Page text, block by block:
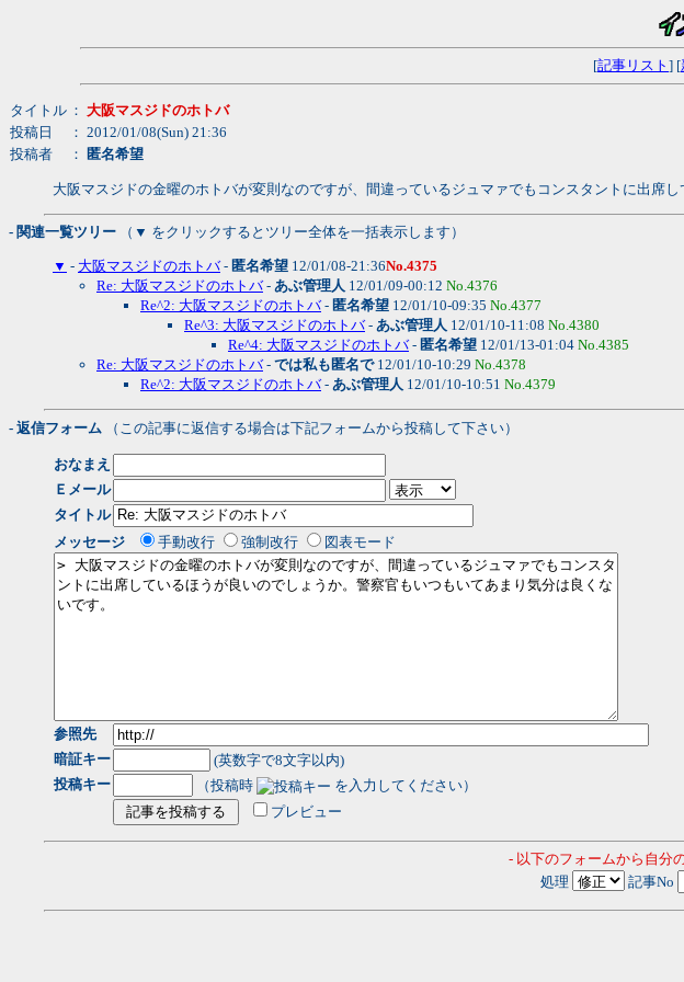
[記事リスト ] [
タイトル ： 大阪マスジドのホトバ
投稿日
： 2012/01/08(Sun) 21:36
投稿者
： 匿名希望
大阪マスジドの金曜のホトバが変則なのですが、間違っているジュマァでもコンスタントに出席
- 関連一覧ツリー （▼ をクリックするとツリー全体を一括表示します）
▼ - 大阪マスジドのホトバ- 匿名希望 12/01/08-21:36No.4375
Re: 大阪マスジドのホトバ- あぶ管理人 12/01/09-00:12 No.4376
Re^2: 大阪マスジドのホトバ- 匿名希望 12/01/10-09:35 No.4377
Re^3: 大阪マスジドのホトバ- あぶ管理人 12/01/10-11:08 No.4380
Re^4: 大阪マスジドのホトバ- 匿名希望 12/01/13-01:04 No.4385
Re: 大阪マスジドのホトバ- では私も匿名で12/01/10-10:29 No.4378
Re^2: 大阪マスジドのホトバ- あぶ管理人 12/01/10-10:51 No.4379
- 返信フォーム （この記事に返信する場合は下記フォームから投稿して下さい）
おなまえ
Ｅメール
タイトル
メッセージ
手動改行 強制改行 図表モード
参照先
暗証キー
(英数字で8文字以内)
投稿キー
（投稿時
を入力してください）
プレビュー
- 以下のフォームから自分
処理
記事No